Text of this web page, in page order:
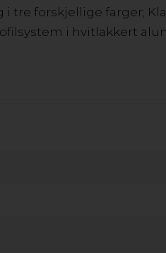
i tre forskjellige farger;
i hvitlakkert